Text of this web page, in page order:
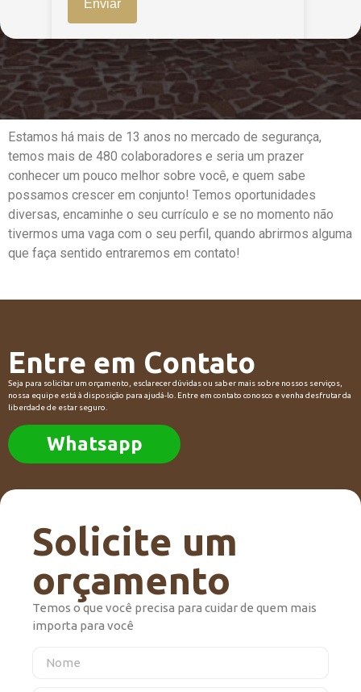
Estamos há mais de 13 anos no mercado de segurança,
temos mais de 480 colaboradores e seria um prazer
conhecer um pouco melhor sobre você, e quem sabe
possamos crescer em conjunto! Temos oportunidades
diversas, encaminhe o seu currículo e se no momento não
tivermos uma vaga com o seu perfil, quando abrirmos alguma
que faça sentido entraremos em contato!
Entre em Contato
Seja para solicitar um orçamento, esclarecer dúvidas ou saber mais sobre nossos serviços,
nossa equipe está à disposição para ajudá-lo. Entre em contato conosco e venha desfrutar da
liberdade de estar seguro.
Whatsapp
Solicite um
orçamento
Temos o que você precisa para cuidar de quem mais
importa para você